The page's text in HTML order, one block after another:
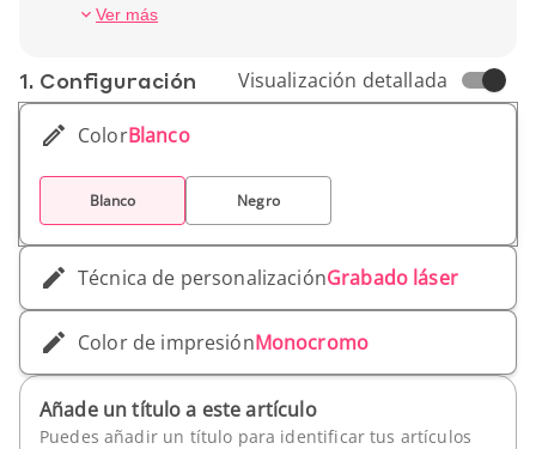
personalizable. Diseñado para los enólogos más
calidad y aislamiento térmico avanzado,
horas. Ya sea para un pícnic al aire libre, una
enfriador de vino Tromso es el accesorio
imprescindible para todos los amantes del vino.
-Material:Acero inoxidable -Ancho (cm):11.9 cm -
Alto (cm):19 cm -Peso unitario:533 gr
Ver más
1. Conf­iguración Visualización detallada
ColorBlanco
Blanco Negro
Técnica de personalizaciónGrabado láser
Color de impresiónMonocromo
Añade un título a este artículo
Puedes añadir un título para identificar tus artículos